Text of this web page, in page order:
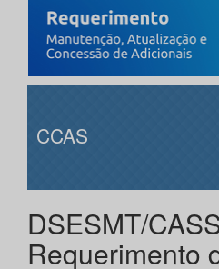
CCAS
DSESMT/
Requerimento